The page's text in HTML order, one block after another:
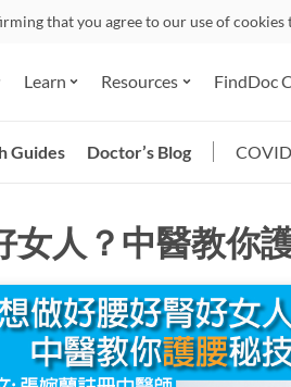
that you agree to our use of
Learn Resources FindDoc
Guides Doctor’s Blog
女人？中醫教你